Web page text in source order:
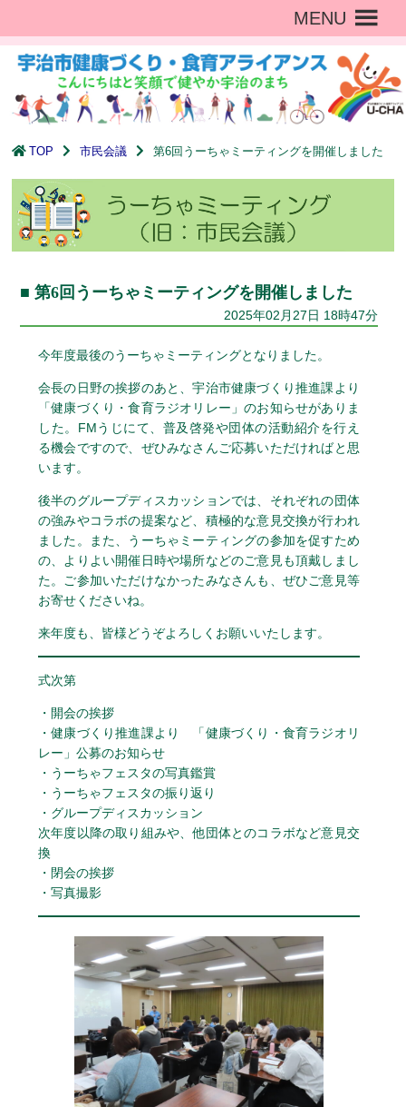
MENU
TOP 市民会議 第6回うーちゃミーティングを開催しました
第6回うーちゃミーティングを開催しました
2025年02月27日 18時47分
今年度最後のうーちゃミーティングとなりました。
会長の日野の挨拶のあと、宇治市健康づくり推進課より
「健康づくり・食育ラジオリレー」のお知らせがありま
した。FMうじにて、普及啓発や団体の活動紹介を行え
る機会ですので、ぜひみなさんご応募いただければと思
います。
後半のグループディスカッションでは、それぞれの団体
の強みやコラボの提案など、積極的な意見交換が行われ
ました。また、うーちゃミーティングの参加を促すため
の、よりよい開催日時や場所などのご意見も頂戴しまし
た。ご参加いただけなかったみなさんも、ぜひご意見等
お寄せくださいね。
来年度も、皆様どうぞよろしくお願いいたします。
式次第
・開会の挨拶
・健康づくり推進課より 「健康づくり・食育ラジオリ
レー」公募のお知らせ
・うーちゃフェスタの写真鑑賞
・うーちゃフェスタの振り返り
・グループディスカッション
次年度以降の取り組みや、他団体とのコラボなど意見交
換
・閉会の挨拶
・写真撮影